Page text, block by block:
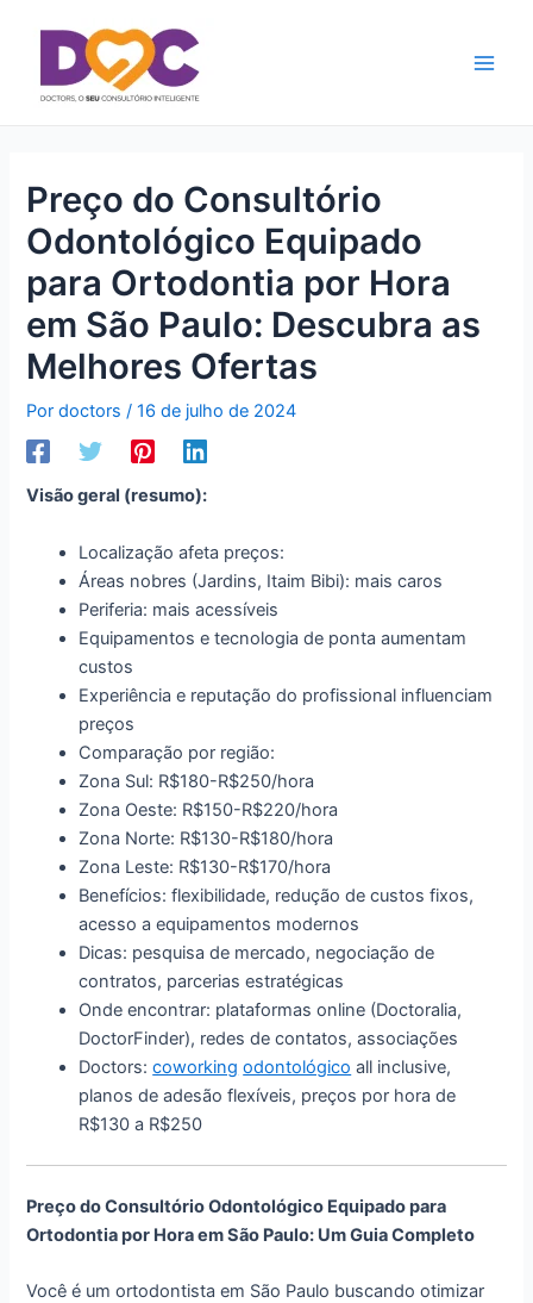
conteúdo
Preço do Consultório
Odontológico Equipado
para Ortodontia por Hora
em São Paulo: Descubra as
Melhores Ofertas
Pordoctors/16 de julho de 2024
Visão geral (resumo):
Localização afeta preços:
Áreas nobres (Jardins, Itaim Bibi): mais caros
Periferia: mais acessíveis
Equipamentos e tecnologia de ponta aumentam
custos
Experiência e reputação do profissional influenciam
preços
Comparação por região:
Zona Sul: R$180-R$250/hora
Zona Oeste: R$150-R$220/hora
Zona Norte: R$130-R$180/hora
Zona Leste: R$130-R$170/hora
Benefícios: flexibilidade, redução de custos fixos,
acesso a equipamentos modernos
Dicas: pesquisa de mercado, negociação de
contratos, parcerias estratégicas
Onde encontrar: plataformas online (Doctoralia,
DoctorFinder), redes de contatos, associações
Doctors:coworking odontológico all inclusive,
planos de adesão flexíveis, preços por hora de
R$130 a R$250
Preço do Consultório Odontológico Equipado para
Ortodontia por Hora em São Paulo: Um Guia Completo
Você é um ortodontista em São Paulo buscando otimizar